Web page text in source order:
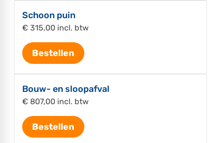
Schoon puin
€ 315,00 incl. btw
Bestellen
Bouw- en sloopafval
€ 807,00 incl. btw
Bestellen